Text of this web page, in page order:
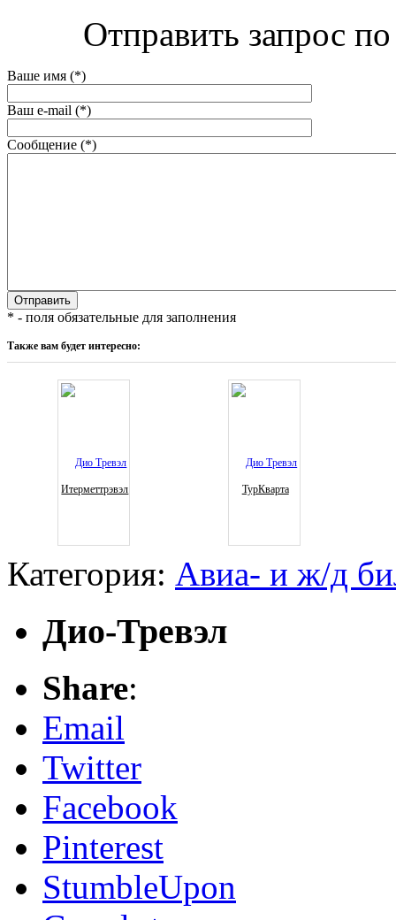
Отправить запрос
Ваше имя (*)
Ваш e-mail (*)
Сообщение (*)
* - поля обязательные для заполнения
Также вам будет интересно:
Итерметтрэвэл ТурКварта
Категория: Авиа- и ж/д
Дио-Тревэл
Share:
Email
Twitter
Facebook
Pinterest
StumbleUpon